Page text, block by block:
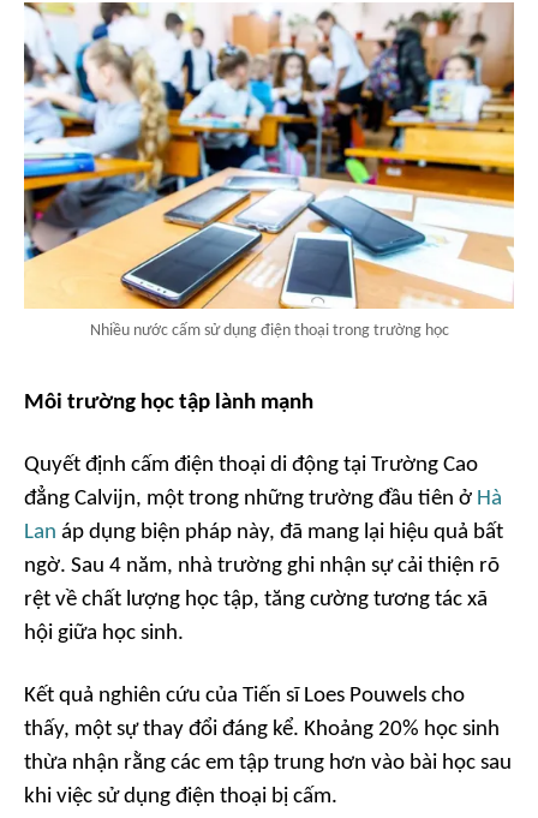
Nhiều nước cấm sử dụng điện thoại trong trường học
Môi trường học tập lành mạnh
Quyết định cấm điện thoại di động tại Trường Cao
đẳng Calvijn, một trong những trường đầu tiên ở Hà
Lan áp dụng biện pháp này, đã mang lại hiệu quả bất
ngờ. Sau 4 năm, nhà trường ghi nhận sự cải thiện rõ
rệt về chất lượng học tập, tăng cường tương tác xã
hội giữa học sinh.
Kết quả nghiên cứu của Tiến sĩ Loes Pouwels cho
thấy, một sự thay đổi đáng kể. Khoảng 20% học sinh
thừa nhận rằng các em tập trung hơn vào bài học sau
khi việc sử dụng điện thoại bị cấm.